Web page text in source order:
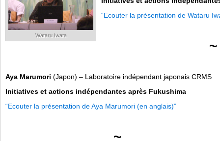
Wataru Iwata
“Ecouter la présentation de Wataru
~
Aya Marumori (Japon) – Laboratoire indépendant japonais CRMS
Initiatives et actions indépendantes après Fukushima
“Ecouter la présentation de Aya Marumori (en anglais)”
~